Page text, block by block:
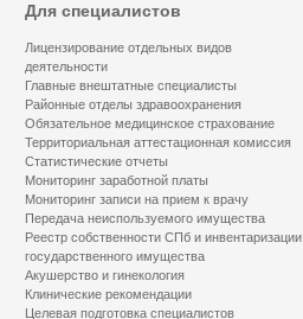
Для специалистов
Лицензирование отдельных видов
деятельности
Главные внештатные специалисты
Районные отделы здравоохранения
Обязательное медицинское страхование
Территориальная аттестационная комиссия
Статистические отчеты
Мониторинг заработной платы
Мониторинг записи на прием к врачу
Передача неиспользуемого имущества
Реестр собственности СПб и инвентаризации
государственного имущества
Акушерство и гинекология
Клинические рекомендации
Целевая подготовка специалистов